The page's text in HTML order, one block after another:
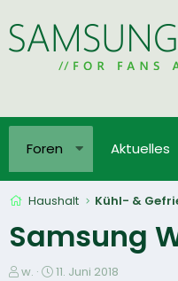
Foren Aktuelles
Haushalt Kühl- &
Samsung
E
w.
E
11. Juni 2018